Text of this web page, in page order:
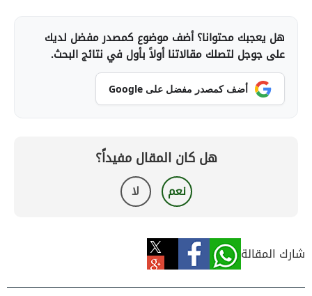
هل يعجبك محتوانا؟ أضف موضوع كمصدر مفضل لديك
على جوجل لتصلك مقالاتنا أولاً بأول في نتائج البحث.
أضف كمصدر مفضل على Google
هل كان المقال مفيداً؟
نعم لا
شارك المقالة